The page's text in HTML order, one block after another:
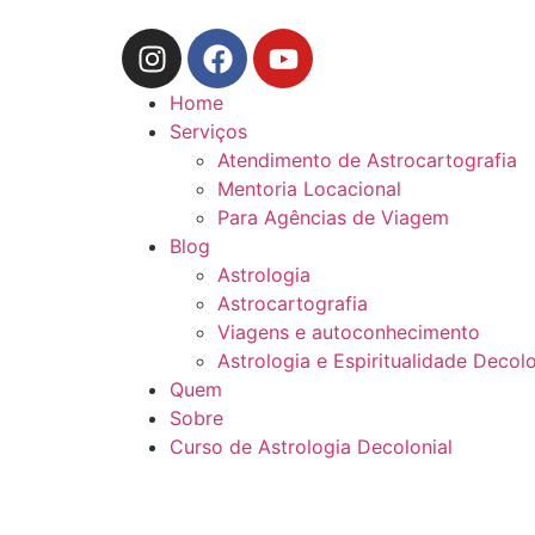
Home
Serviços
Atendimento de Astrocartografia
Mentoria Locacional
Para Agências de Viagem
Blog
Astrologia
Astrocartografia
Viagens e autoconhecimento
Astrologia e Espiritualidade
Quem
Sobre
Curso de Astrologia Decolonial